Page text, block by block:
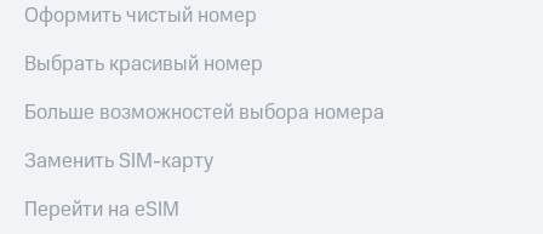
С картой
Деньги
Накопления
Откладывайте
и получайте
Обзоры
до 40%
покупке
Оформить чистый номер
Выбрать красивый номер
Больше возможностей выбора номера
Заменить SIM-карту
Перейти на eSIM